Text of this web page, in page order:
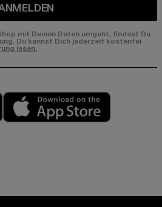
mit Deinen Daten umgeht, findest Du
Du kannst Dich jederzeit kostenfei
lesen.
Play market
page:page:
YouTube channel: